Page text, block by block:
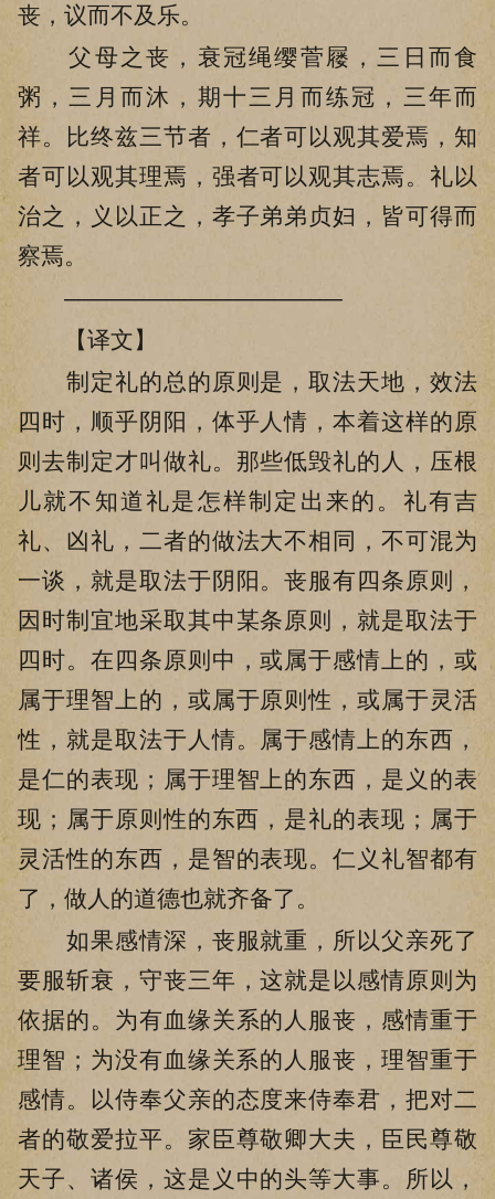
丧，议而不及乐。
父母之丧，衰冠绳缨菅屦，三日而食
粥，三月而沐，期十三月而练冠，三年而
祥。比终兹三节者，仁者可以观其爱焉，知
者可以观其理焉，强者可以观其志焉。礼以
治之，义以正之，孝子弟弟贞妇，皆可得而
察焉。
————————————
【译文】
制定礼的总的原则是，取法天地，效法
四时，顺乎阴阳，体乎人情，本着这样的原
则去制定才叫做礼。那些低毁礼的人，压根
儿就不知道礼是怎样制定出来的。礼有吉
礼、凶礼，二者的做法大不相同，不可混为
一谈，就是取法于阴阳。丧服有四条原则，
因时制宜地采取其中某条原则，就是取法于
四时。在四条原则中，或属于感情上的，或
属于理智上的，或属于原则性，或属于灵活
性，就是取法于人情。属于感情上的东西，
是仁的表现；属于理智上的东西，是义的表
现；属于原则性的东西，是礼的表现；属于
灵活性的东西，是智的表现。仁义礼智都有
了，做人的道德也就齐备了。
如果感情深，丧服就重，所以父亲死了
要服斩衰，守丧三年，这就是以感情原则为
依据的。为有血缘关系的人服丧，感情重于
理智；为没有血缘关系的人服丧，理智重于
感情。以侍奉父亲的态度来侍奉君，把对二
者的敬爱拉平。家臣尊敬卿大夫，臣民尊敬
天子、诸侯，这是义中的头等大事。所以，